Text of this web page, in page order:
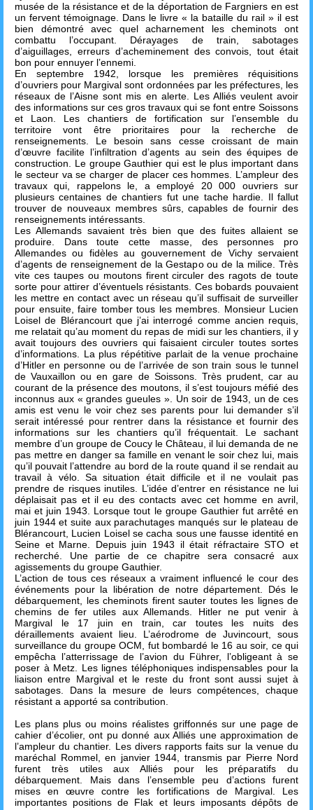
musée de la résistance et de la déportation de Fargniers en est
un fervent témoignage. Dans le livre « la bataille du rail » il est
bien démontré avec quel acharnement les cheminots ont
combattu l’occupant. Dérayages de train, sabotages
d’aiguillages, erreurs d’acheminement des convois, tout était
bon pour ennuyer l’ennemi.
En septembre 1942, lorsque les premières réquisitions
d’ouvriers pour Margival sont ordonnées par les préfectures, les
réseaux de l’Aisne sont mis en alerte. Les Alliés veulent avoir
des informations sur ces gros travaux qui se font entre Soissons
et Laon. Les chantiers de fortification sur l’ensemble du
territoire vont être prioritaires pour la recherche de
renseignements. Le besoin sans cesse croissant de main
d’œuvre facilite l’infiltration d’agents au sein des équipes de
construction. Le groupe Gauthier qui est le plus important dans
le secteur va se charger de placer ces hommes. L’ampleur des
travaux qui, rappelons le, a employé 20 000 ouvriers sur
plusieurs centaines de chantiers fut une tache hardie. Il fallut
trouver de nouveaux membres sûrs, capables de fournir des
renseignements intéressants.
Les Allemands savaient très bien que des fuites allaient se
produire. Dans toute cette masse, des personnes pro
Allemandes ou fidèles au gouvernement de Vichy servaient
d’agents de renseignement de la Gestapo ou de la milice. Très
vite ces taupes ou moutons firent circuler des ragots de toute
sorte pour attirer d’éventuels résistants. Ces bobards pouvaient
les mettre en contact avec un réseau qu’il suffisait de surveiller
pour ensuite, faire tomber tous les membres. Monsieur Lucien
Loisel de Blérancourt que j’ai interrogé comme ancien requis,
me relatait qu’au moment du repas de midi sur les chantiers, il y
avait toujours des ouvriers qui faisaient circuler toutes sortes
d’informations. La plus répétitive parlait de la venue prochaine
d’Hitler en personne ou de l’arrivée de son train sous le tunnel
de Vauxaillon ou en gare de Soissons. Très prudent, car au
courant de la présence des moutons, il s’est toujours méfié des
inconnus aux « grandes gueules ». Un soir de 1943, un de ces
amis est venu le voir chez ses parents pour lui demander s’il
serait intéressé pour rentrer dans la résistance et fournir des
informations sur les chantiers qu’il fréquentait. Le sachant
membre d’un groupe de Coucy le Château, il lui demanda de ne
pas mettre en danger sa famille en venant le soir chez lui, mais
qu’il pouvait l’attendre au bord de la route quand il se rendait au
travail à vélo. Sa situation était difficile et il ne voulait pas
prendre de risques inutiles. L’idée d’entrer en résistance ne lui
déplaisait pas et il eu des contacts avec cet homme en avril,
mai et juin 1943. Lorsque tout le groupe Gauthier fut arrêté en
juin 1944 et suite aux parachutages manqués sur le plateau de
Blérancourt, Lucien Loisel se cacha sous une fausse identité en
Seine et Marne. Depuis juin 1943 il était réfractaire STO et
recherché. Une partie de ce chapitre sera consacré aux
agissements du groupe Gauthier.
L’action de tous ces réseaux a vraiment influencé le cour des
événements pour la libération de notre département. Dés le
débarquement, les cheminots firent sauter toutes les lignes de
chemins de fer utiles aux Allemands. Hitler ne put venir à
Margival le 17 juin en train, car toutes les nuits des
déraillements avaient lieu. L’aérodrome de Juvincourt, sous
surveillance du groupe OCM, fut bombardé le 16 au soir, ce qui
empêcha l’atterrissage de l’avion du Führer, l’obligeant à se
poser à Metz. Les lignes téléphoniques indispensables pour la
liaison entre Margival et le reste du front sont aussi sujet à
sabotages. Dans la mesure de leurs compétences, chaque
résistant a apporté sa contribution.
Les plans plus ou moins réalistes griffonnés sur une page de
cahier d’écolier, ont pu donné aux Alliés une approximation de
l’ampleur du chantier. Les divers rapports faits sur la venue du
maréchal Rommel, en janvier 1944, transmis par Pierre Nord
furent très utiles aux Alliés pour les préparatifs du
débarquement. Mais dans l’ensemble peu d’actions furent
mises en œuvre contre les fortifications de Margival. Les
importantes positions de Flak et leurs imposants dépôts de